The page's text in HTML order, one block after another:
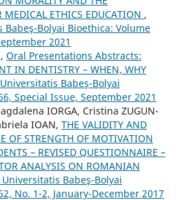
ETHICS EDUCATION ,
Bolyai Bioethica: Volume
2021
Oral Presentations Abstracts:
IN DENTISTRY – WHEN, WHY
Babeş-Bolyai
Special Issue, September 2021
IORGA, Cristina ZUGUN-
IOAN, THE VALIDITY AND
OF STRENGTH OF MOTIVATION
– REVISED QUESTIONNAIRE –
ANALYSIS ON ROMANIAN
Babeş-Bolyai
No. 1-2, January-December 2017